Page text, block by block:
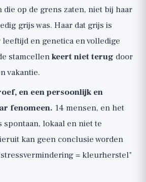
die op de grens zaten, niet bij haar
grijs was. Haar dat grijs is
en genetica en volledige
stamcellenkeert niet terug door
vakantie.
en een persoonlijk en
fenomeen. 14 mensen, en het
spontaan, lokaal en niet te
kan geen conclusie worden
= kleurherstel"